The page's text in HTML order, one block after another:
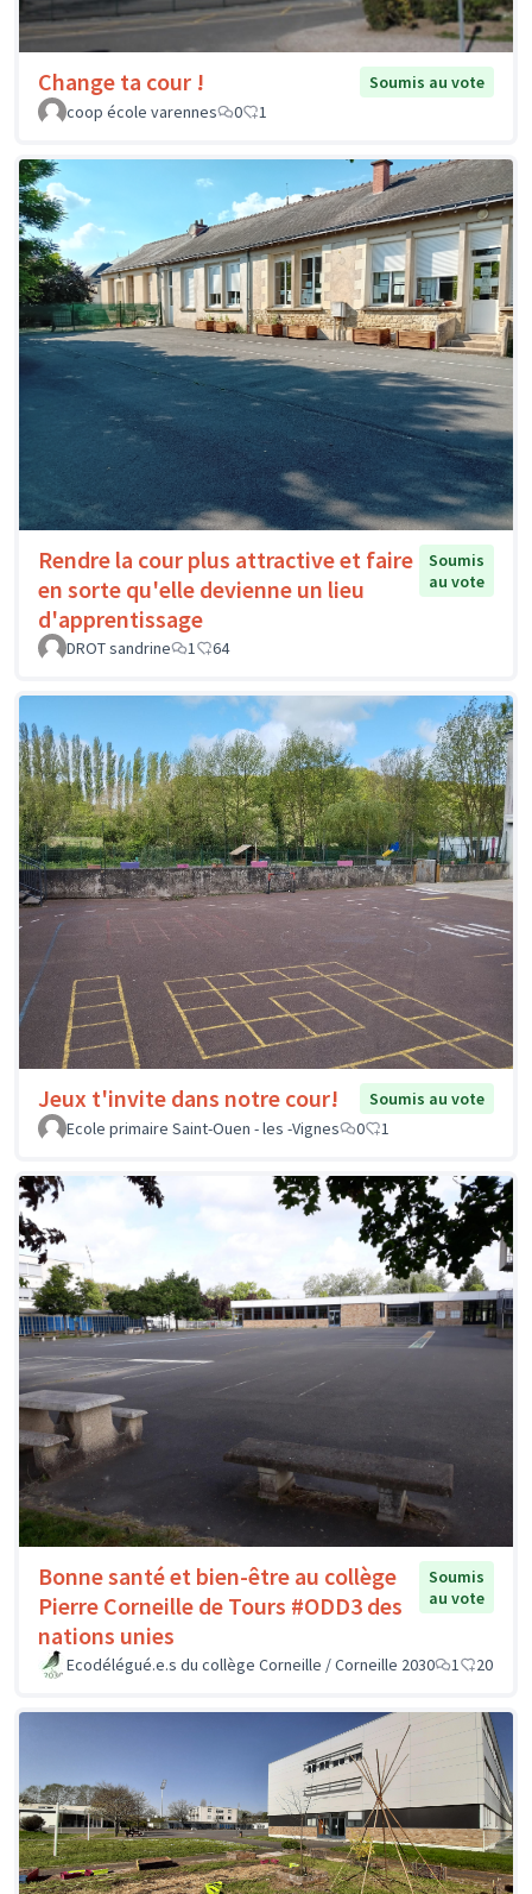
Change ta cour !
Soumis au vote
coop école varennes
0 1
Rendre la cour plus attractive et faire
en sorte qu'elle devienne un lieu
d'apprentissage
Soumis
au vote
DROT sandrine 1 64
Jeux t'invite dans notre cour!
Soumis au vote
Ecole primaire Saint-Ouen - les -Vignes
0 1
Bonne santé et bien-être au collège
Pierre Corneille de Tours #ODD3 des
nations unies
Soumis
au vote
Ecodélégué.e.s du collège Corneille / Corneille 2030 1 20